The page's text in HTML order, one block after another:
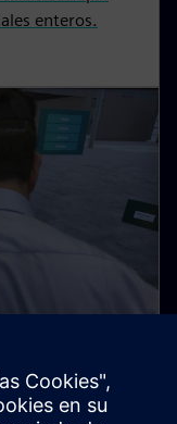
enteros.